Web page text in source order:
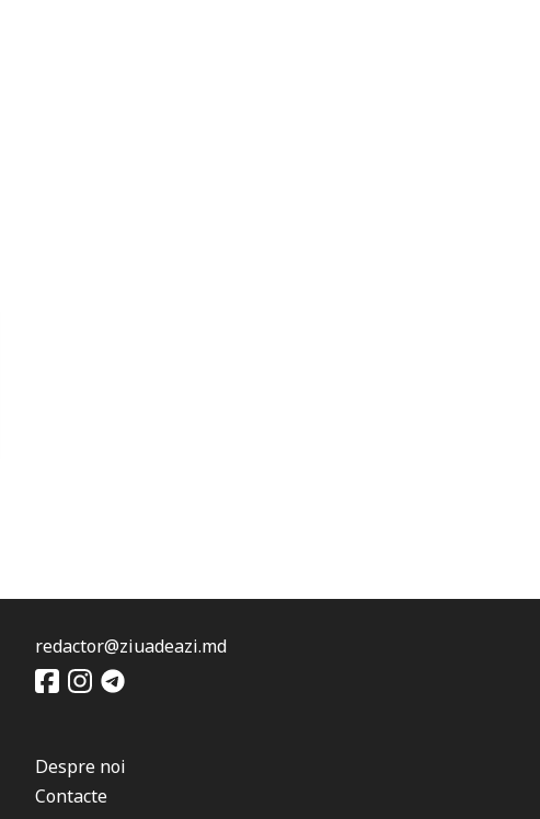
redactor@ziuadeazi.md
Despre noi
Contacte